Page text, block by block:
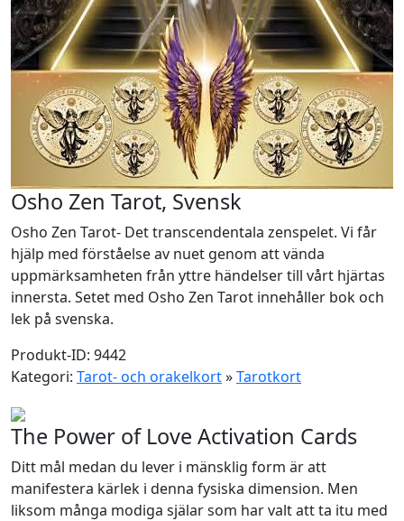
Osho Zen Tarot, Svensk
Osho Zen Tarot- Det transcendentala zenspelet. Vi får
hjälp med förståelse av nuet genom att vända
uppmärksamheten från yttre händelser till vårt hjärtas
innersta. Setet med Osho Zen Tarot innehåller bok och
lek på svenska.
Produkt-ID: 9442
Kategori: Tarot- och orakelkort»Tarotkort
The Power of Love Activation Cards
Ditt mål medan du lever i mänsklig form är att
manifestera kärlek i denna fysiska dimension. Men
liksom många modiga själar som har valt att ta itu med